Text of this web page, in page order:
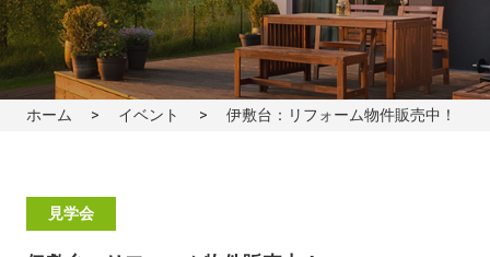
ホーム イベント 伊敷台：リフォーム物件販売中！
見学会